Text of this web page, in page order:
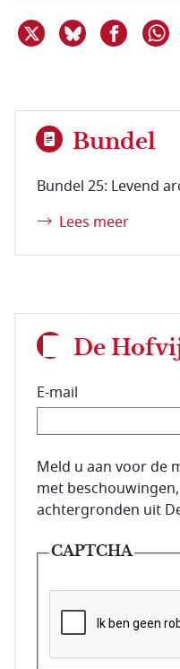
Deel dit item op X
Deel ditDeel
Bundel
Bundel 25: Levend
Lees meer
De
E-mail
E-mailadres van de
Meld u aan voor de
met
achtergronden uit
CAPTCHA